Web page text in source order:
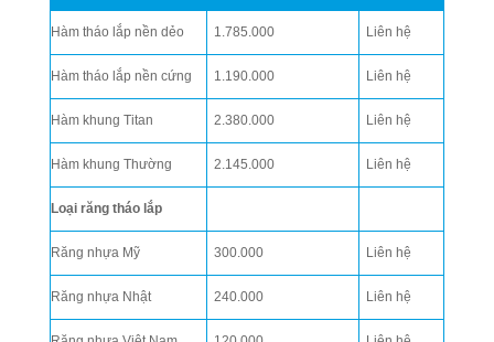
Hàm tháo lắp nền dẻo 1.785.000 Liên hệ
Hàm tháo lắp nền cứng 1.190.000 Liên hệ
Hàm khung Titan 2.380.000 Liên hệ
Hàm khung Thường 2.145.000 Liên hệ
Loại răng tháo lắp
Răng nhựa Mỹ 300.000 Liên hệ
Răng nhựa Nhật 240.000 Liên hệ